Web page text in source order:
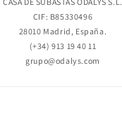
CIF: B85330496
28010 Madrid, España.
(+34) 913 19 40 11
grupo@odalys.com